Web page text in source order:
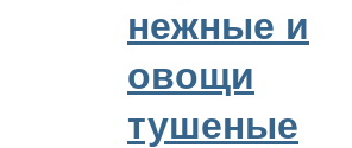
нежные и
овощи
тушеные